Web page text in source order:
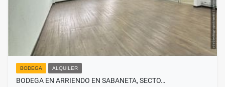
BODEGA ALQUILER
BODEGA EN ARRIENDO EN SABANETA, SECTO…